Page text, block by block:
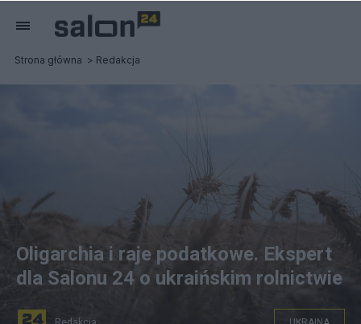
Strona główna Redakcja
Oligarchia i raje podatkowe. Ekspert
dla Salonu 24 o ukraińskim rolnictwie